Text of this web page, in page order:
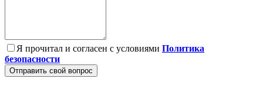
Я прочитал и согласен с условиями Политика
безопасности
Отправить свой вопрос